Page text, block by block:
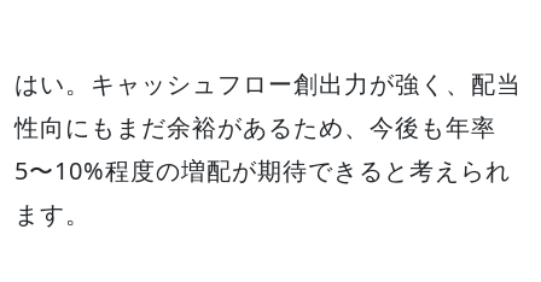
はい。キャッシュフロー創出力が強く、配当
性向にもまだ余裕があるため、今後も年率
5〜10%程度の増配が期待できると考えられ
ます。